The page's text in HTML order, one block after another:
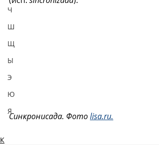
Ч
Ш
Щ
Ы
Э
Ю
ЯСинкронисада. Фото lisa.ru.
К